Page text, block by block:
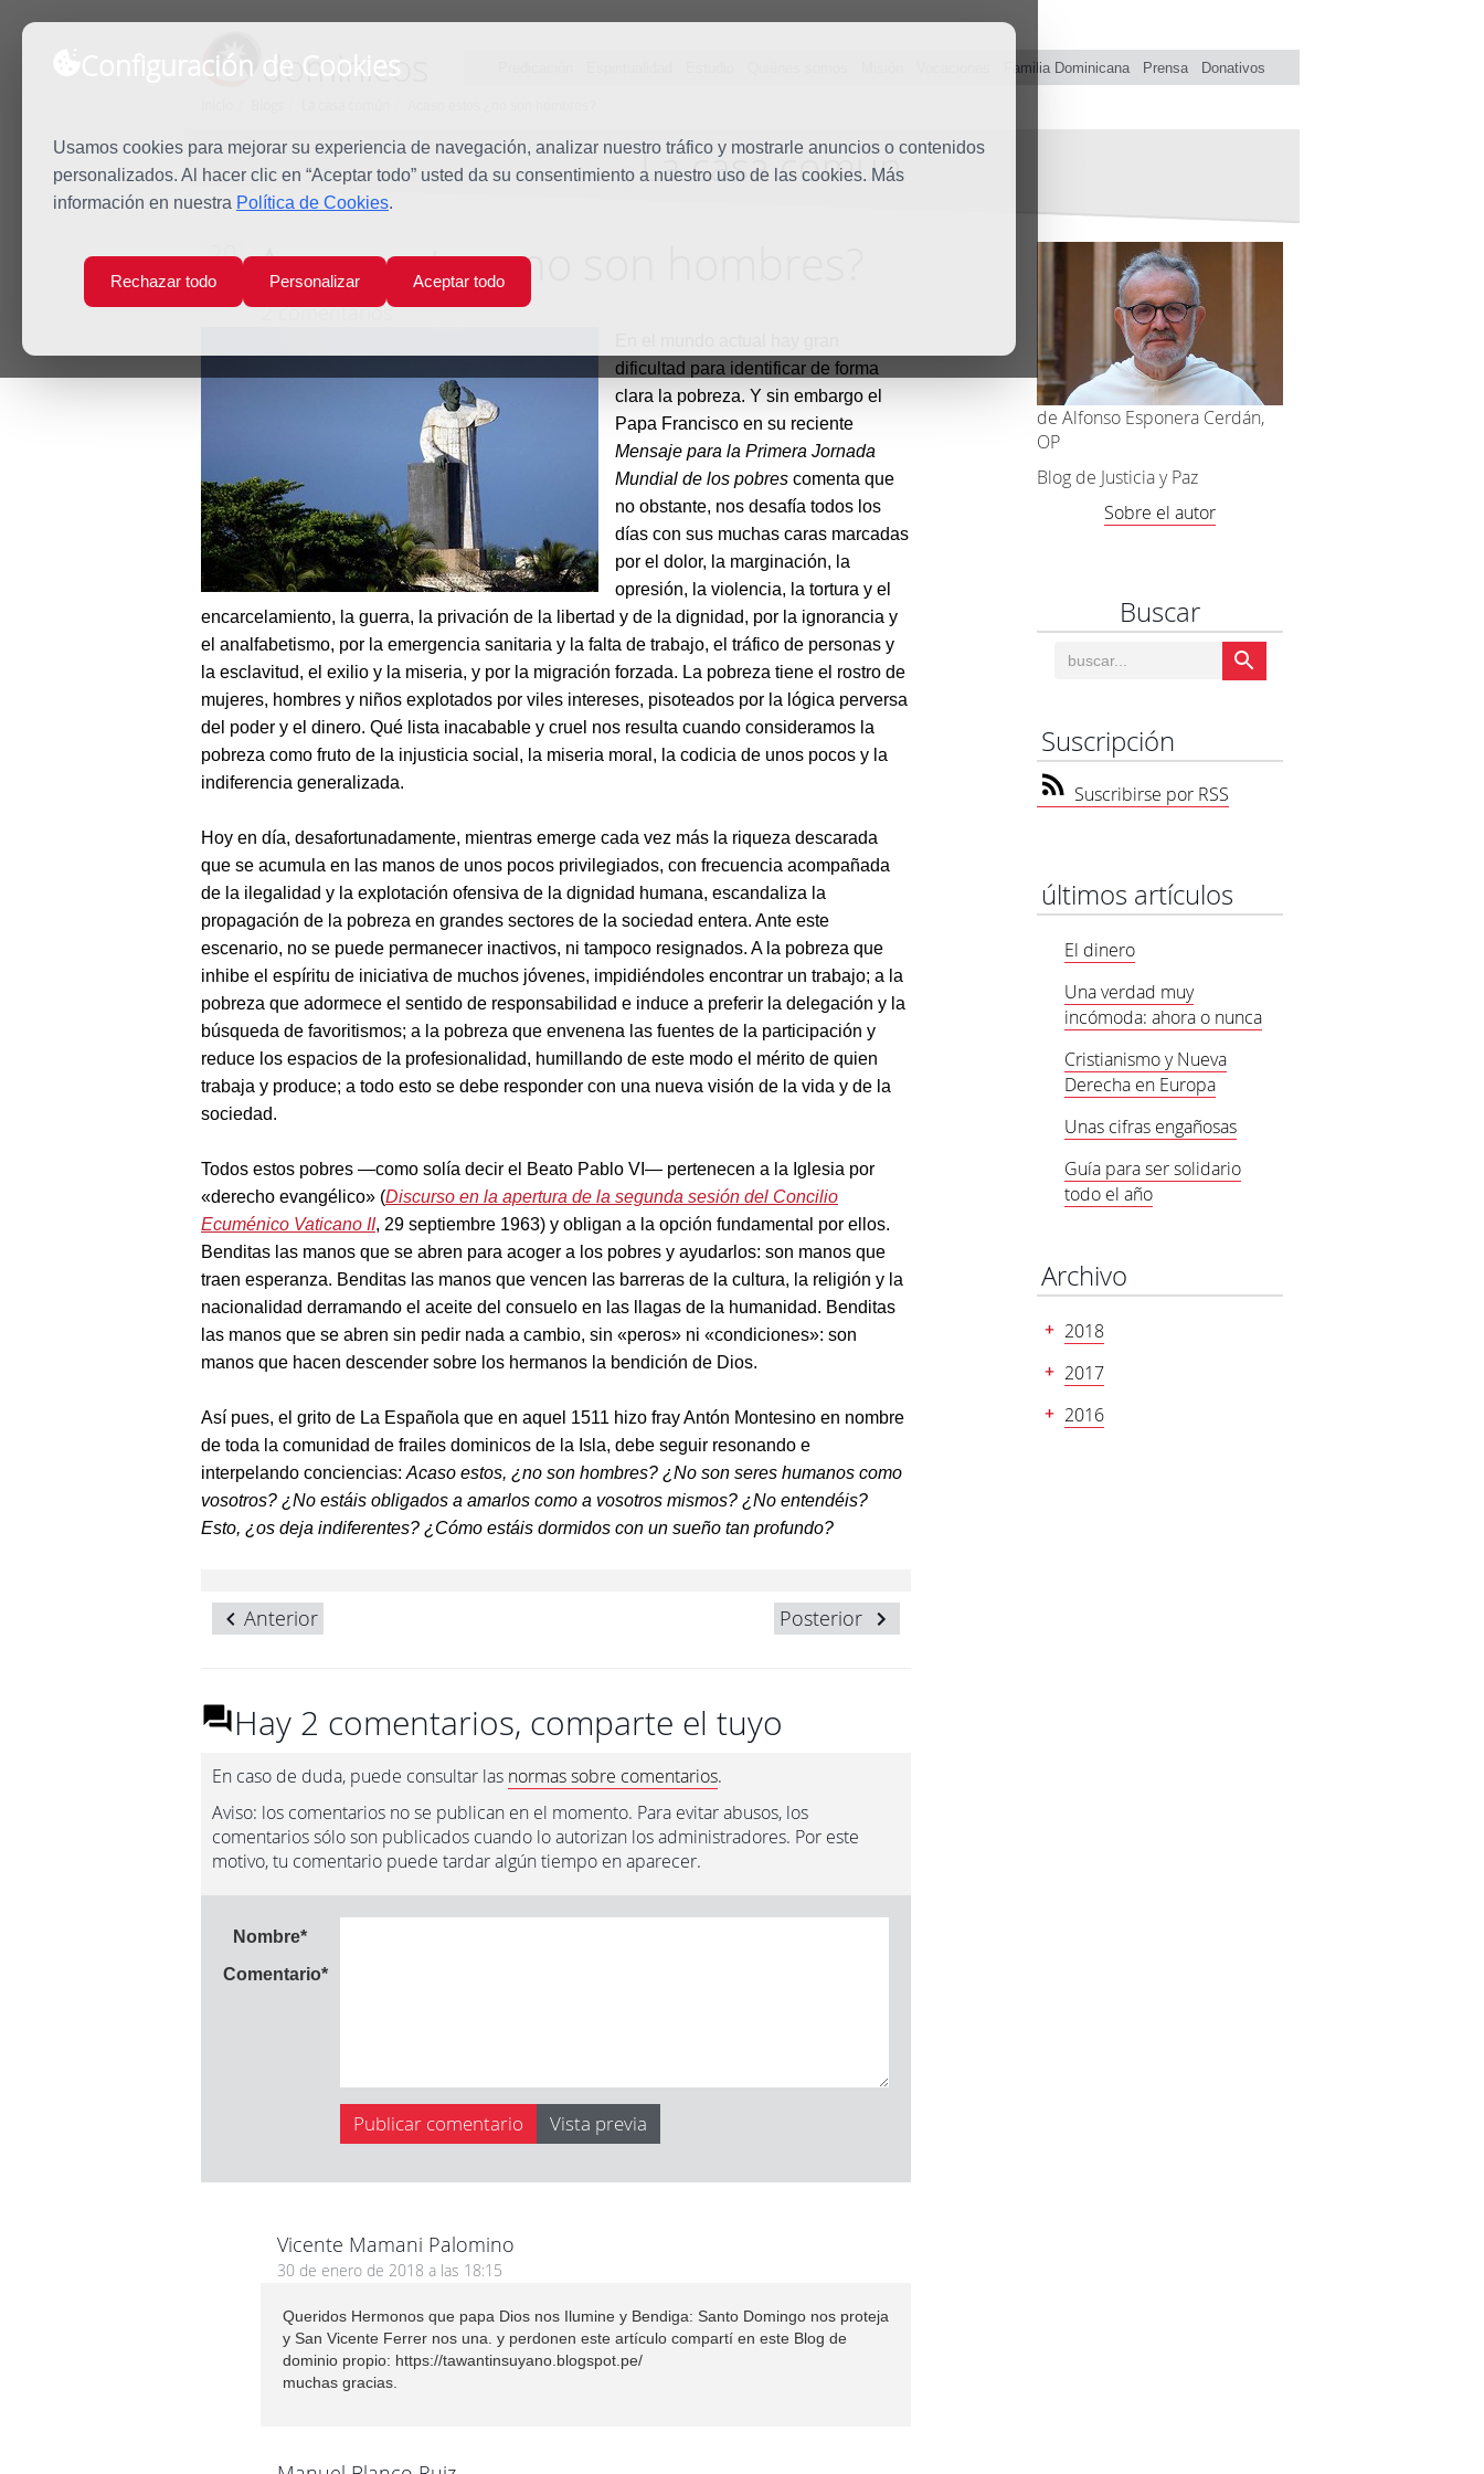
Configuración de Cookies
Usamos cookies para mejorar su experiencia de navegación, analizar nuestro tráfico y mostrarle anuncios o contenidos
personalizados. Al hacer clic en “Aceptar todo” usted da su consentimiento a nuestro uso de las cookies. Más
información en nuestra Política de Cookies.
Rechazar todo Personalizar Aceptar todo
dominicos Familia Dominicana Prensa Donativos
BlogLa casa común
20
Nov Acaso estos ¿no son hombres?
2 comentarios
dificultad para identificar de forma
clara la pobreza. Y sin embargo el
Papa Francisco en su reciente
Mensaje para la Primera Jornada
Mundial de los pobres comenta que
no obstante, nos desafía todos los
días con sus muchas caras marcadas
por el dolor, la marginación, la
opresión, la violencia, la tortura y el
encarcelamiento, la guerra, la privación de la libertad y de la dignidad, por la ignorancia y
el analfabetismo, por la emergencia sanitaria y la falta de trabajo, el tráfico de personas y
la esclavitud, el exilio y la miseria, y por la migración forzada. La pobreza tiene el rostro de
mujeres, hombres y niños explotados por viles intereses, pisoteados por la lógica perversa
del poder y el dinero. Qué lista inacabable y cruel nos resulta cuando consideramos la
pobreza como fruto de la injusticia social, la miseria moral, la codicia de unos pocos y la
indiferencia generalizada.
Hoy en día, desafortunadamente, mientras emerge cada vez más la riqueza descarada
que se acumula en las manos de unos pocos privilegiados, con frecuencia acompañada
de la ilegalidad y la explotación ofensiva de la dignidad humana, escandaliza la
propagación de la pobreza en grandes sectores de la sociedad entera. Ante este
escenario, no se puede permanecer inactivos, ni tampoco resignados. A la pobreza que
inhibe el espíritu de iniciativa de muchos jóvenes, impidiéndoles encontrar un trabajo; a la
pobreza que adormece el sentido de responsabilidad e induce a preferir la delegación y la
búsqueda de favoritismos; a la pobreza que envenena las fuentes de la participación y
reduce los espacios de la profesionalidad, humillando de este modo el mérito de quien
trabaja y produce; a todo esto se debe responder con una nueva visión de la vida y de la
sociedad.
Todos estos pobres —como solía decir el Beato Pablo VI— pertenecen a la Iglesia por
«derecho evangélico» (Discurso en la apertura de la segunda sesión del Concilio
Ecuménico Vaticano II, 29 septiembre 1963) y obligan a la opción fundamental por ellos.
Benditas las manos que se abren para acoger a los pobres y ayudarlos: son manos que
traen esperanza. Benditas las manos que vencen las barreras de la cultura, la religión y la
nacionalidad derramando el aceite del consuelo en las llagas de la humanidad. Benditas
las manos que se abren sin pedir nada a cambio, sin «peros» ni «condiciones»: son
manos que hacen descender sobre los hermanos la bendición de Dios.
Así pues, el grito de La Española que en aquel 1511 hizo fray Antón Montesino en nombre
de toda la comunidad de frailes dominicos de la Isla, debe seguir resonando e
interpelando conciencias: Acaso estos, ¿no son hombres? ¿No son seres humanos como
voso­tros? ¿No estáis obligados a amarlos como a vosotros mismos? ¿No enten­déis?
Esto, ¿os deja indiferentes? ¿Cómo estáis dormidos con un sueño tan profundo?
Posterior
Anterior
Hay 2 comentarios, comparte el tuyo
En caso de duda, puede consultar las normas sobre comentarios.
Aviso: los comentarios no se publican en el momento. Para evitar abusos, los
comentarios sólo son publicados cuando lo autorizan los administradores. Por este
motivo, tu comentario puede tardar algún tiempo en aparecer.
Nombre*
Comentario*
Vicente Mamani Palomino
30 de enero de 2018 a las 18:15
Queridos Hermonos que papa Dios nos Ilumine y Bendiga: Santo Domingo nos proteja
y San Vicente Ferrer nos una. y perdonen este artículo compartí en este Blog de
dominio propio: https://tawantinsuyano.blogspot.pe/
muchas gracias.
de Alfonso Esponera Cerdán,
OP
Blog de Justicia y Paz
Sobre el autor
Buscar
Suscripción
Suscribirse por RSS
últimos artículos
El dinero
Una verdad muy
incómoda: ahora o nunca
Cristianismo y Nueva
Derecha en Europa
Unas cifras engañosas
Guía para ser solidario
todo el año
Archivo
2018
2017
2016